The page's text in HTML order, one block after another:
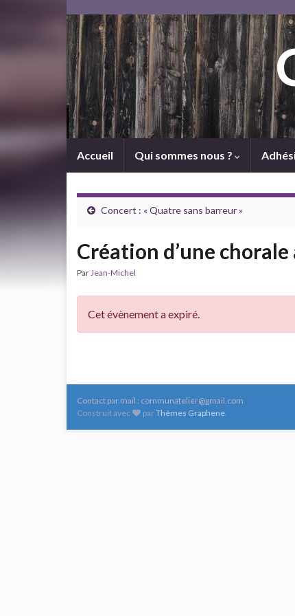
Accueil Qui sommes nous ?
Concert : « Quatre sans barreur »
Création d’une chorale
ParJean-Michel
Cet évènement a expiré.
Contact par mail : communatelier@gmail.com
Construit avec
parThèmes Graphene.